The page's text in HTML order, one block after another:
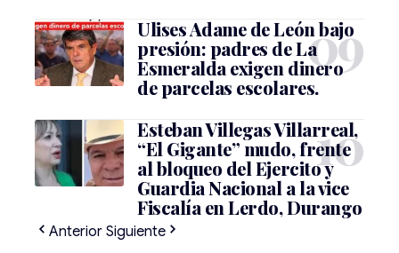
Ulises Adame de León bajo
presión: padres de La
Esmeralda exigen dinero
de parcelas escolares.
Esteban Villegas Villarreal,
“El Gigante” mudo, frente
al bloqueo del Ejercito y
Guardia Nacional a la vice
Fiscalía en Lerdo, Durango
Anterior Siguiente